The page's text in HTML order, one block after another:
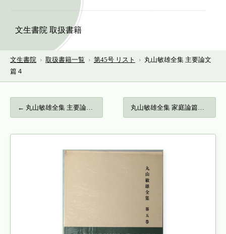
文生書院 取扱書籍
文生書院 › 取扱書籍一覧 › 第45号 リスト › 丸山敏雄全集 主要論文
篇４
← 丸山敏雄全集 主要論文篇３… 丸山敏雄全集 家庭論篇… →